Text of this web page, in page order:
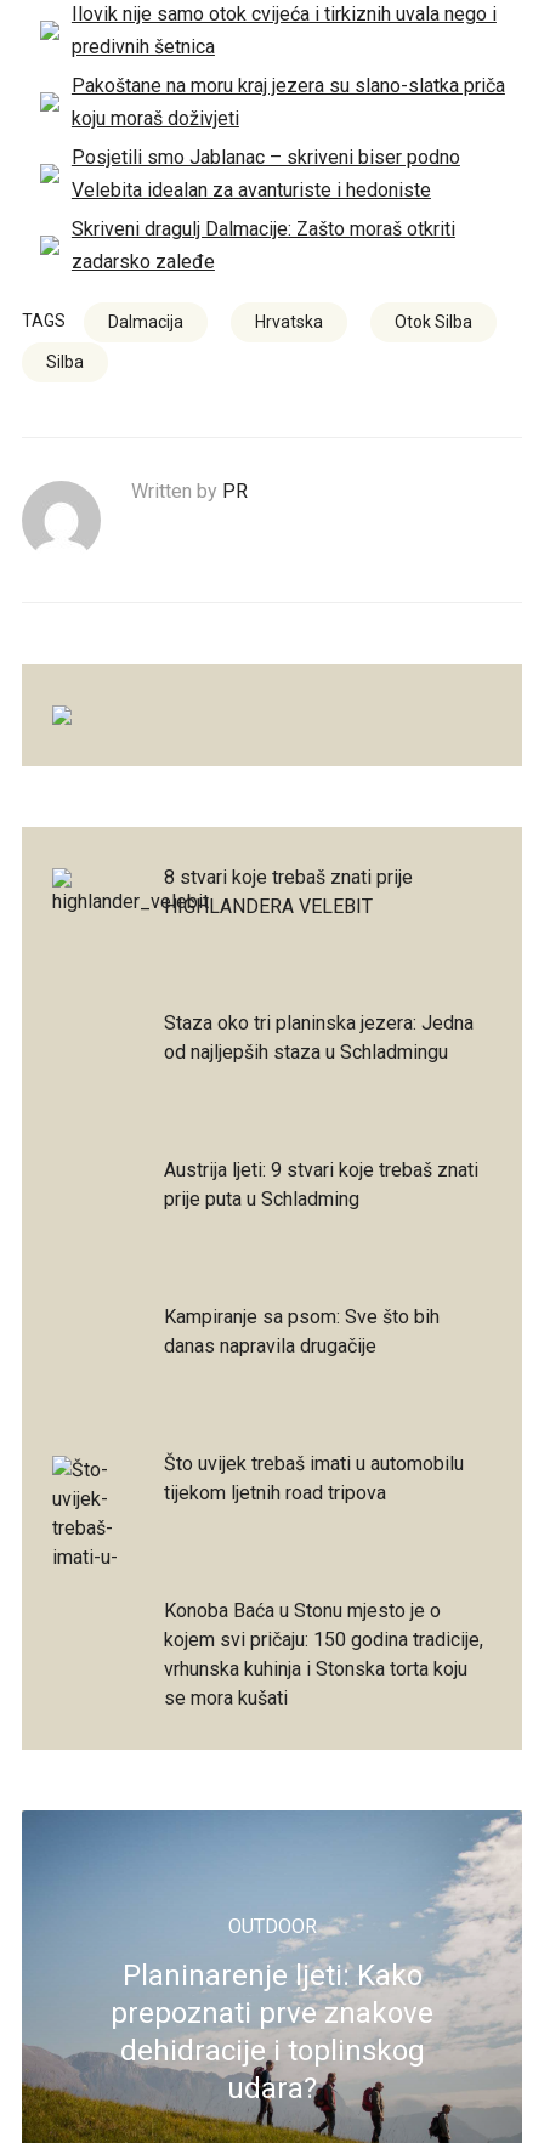
Ilovik nije samo otok cvijeća i tirkiznih uvala nego i
predivnih šetnica
Pakoštane na moru kraj jezera su slano-slatka priča
koju moraš doživjeti
Posjetili smo Jablanac – skriveni biser podno
Velebita idealan za avanturiste i hedoniste
Skriveni dragulj Dalmacije: Zašto moraš otkriti
zadarsko zaleđe
TAGS Dalmacija Hrvatska Otok Silba
Silba
Written by PR
8 stvari koje trebaš znati prije
HIGHLANDERA VELEBIT
Staza oko tri planinska jezera: Jedna
od najljepših staza u Schladmingu
Austrija ljeti: 9 stvari koje trebaš znati
prije puta u Schladming
Kampiranje sa psom: Sve što bih
danas napravila drugačije
Što uvijek trebaš imati u automobilu
tijekom ljetnih road tripova
Konoba Baća u Stonu mjesto je o
kojem svi pričaju: 150 godina tradicije,
vrhunska kuhinja i Stonska torta koju
se mora kušati
OUTDOOR
Planinarenje ljeti: Kako
prepoznati prve znakove
dehidracije i toplinskog
udara?